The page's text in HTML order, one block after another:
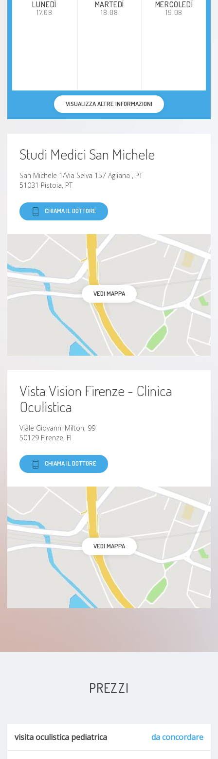
LUNEDÍ
17.08
MARTEDÌ
18.08
MERCOLEDÌ
19.08
VISUALIZZA ALTRE INFORMAZIONI
Studi Medici San Michele
San Michele 1/Via Selva 157 Agliana , PT
51031 Pistoia, PT
CHIAMA IL DOTTORE
VEDI MAPPA
Vista Vision Firenze - Clinica
Oculistica
Viale Giovanni Milton, 99
50129 Firenze, FI
CHIAMA IL DOTTORE
VEDI MAPPA
PREZZI
visita oculistica pediatrica da concordare